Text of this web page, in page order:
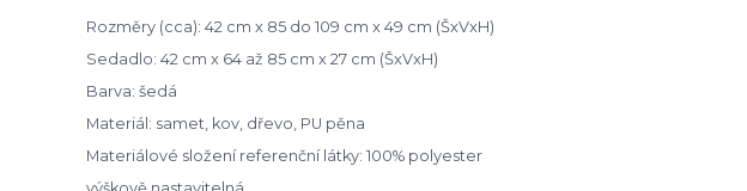
Rozměry (cca): 42 cm x 85 do 109 cm x 49 cm (ŠxVxH)
Sedadlo: 42 cm x 64 až 85 cm x 27 cm (ŠxVxH)
Barva: šedá
Materiál: samet, kov, dřevo, PU pěna
Materiálové složení referenční látky: 100% polyester